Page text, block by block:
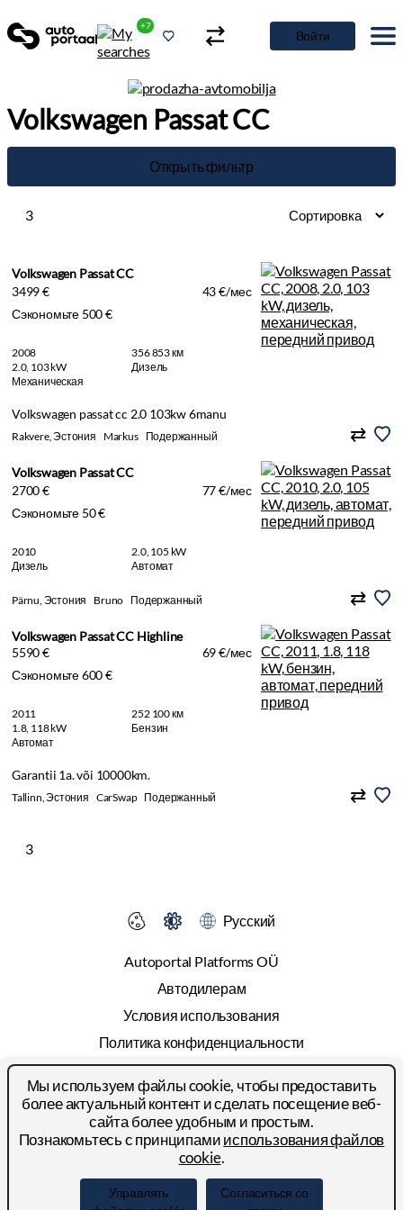
+7
Войти
Volkswagen Passat CC
Открыть фильтр
3
Volkswagen Passat CC
3499 €
43 €/мес
Сэкономьте 500 €
2008
356 853 км
2.0, 103 kW
Дизель
Механическая
Volkswagen passat cc 2.0 103kw 6manu
Rakvere, Эстония Markus Подержанный
Volkswagen Passat CC
2700 €
77 €/мес
Сэкономьте 50 €
2010
2.0, 105 kW
Дизель
Автомат
Pärnu, Эстония Bruno Подержанный
Volkswagen Passat CC Highline
5590 €
69 €/мес
Сэкономьте 600 €
2011
252 100 км
1.8, 118 kW
Бензин
Автомат
Garantii 1a. või 10000km.
Tallinn, Эстония CarSwap Подержанный
3
© 2024-2026 Autoportal Platforms OÜ
Autoportal Platforms OÜ
Автодилерам
Условия использования
Политика конфиденциальности
Cookies
Прайс-лист
Реклама
Контакты
Русский
Мы используем файлы cookie, чтобы предоставить
более актуальный контент и сделать посещение веб-
сайта более удобным и простым.
Познакомьтесь с принципамииспользования файлов
cookie.
Управлять
Согласиться со